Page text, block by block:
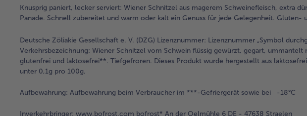
Knusprig paniert, lecker serviert: Wiener Schnitzel aus magerem Schweinefleisch, extra
Panade. Schnell zubereitet und warm oder kalt ein Genuss für jede Gelegenheit. Gluten-
Deutsche Zöliakie Gesellschaft e. V. (DZG) Lizenznummer: Lizenznummer „Symbol
Verkehrsbezeichnung: Wiener Schnitzel vom Schwein flüssig gewürzt, gegart, ummantelt
glutenfrei und laktosefrei**. Tiefgefroren. Dieses Produkt wurde hergestellt aus
unter 0,1g pro 100g.
Aufbewahrung: Aufbewahrung beim Verbraucher im ***-Gefriergerät sowie bei -18°C
Inverkehrbringer: www.bofrost.com bofrost* An der Oelmühle 6 DE - 47638 Straelen